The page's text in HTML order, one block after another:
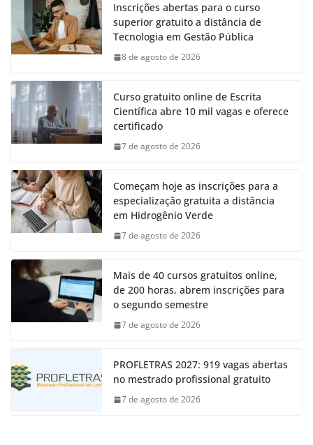
Inscrições abertas para o curso
superior gratuito a distância de
Tecnologia em Gestão Pública
8 de agosto de 2026
Curso gratuito online de Escrita
Científica abre 10 mil vagas e oferece
certificado
7 de agosto de 2026
Começam hoje as inscrições para a
especialização gratuita a distância
em Hidrogênio Verde
7 de agosto de 2026
Mais de 40 cursos gratuitos online,
de 200 horas, abrem inscrições para
o segundo semestre
7 de agosto de 2026
PROFLETRAS 2027: 919 vagas abertas
no mestrado profissional gratuito
7 de agosto de 2026